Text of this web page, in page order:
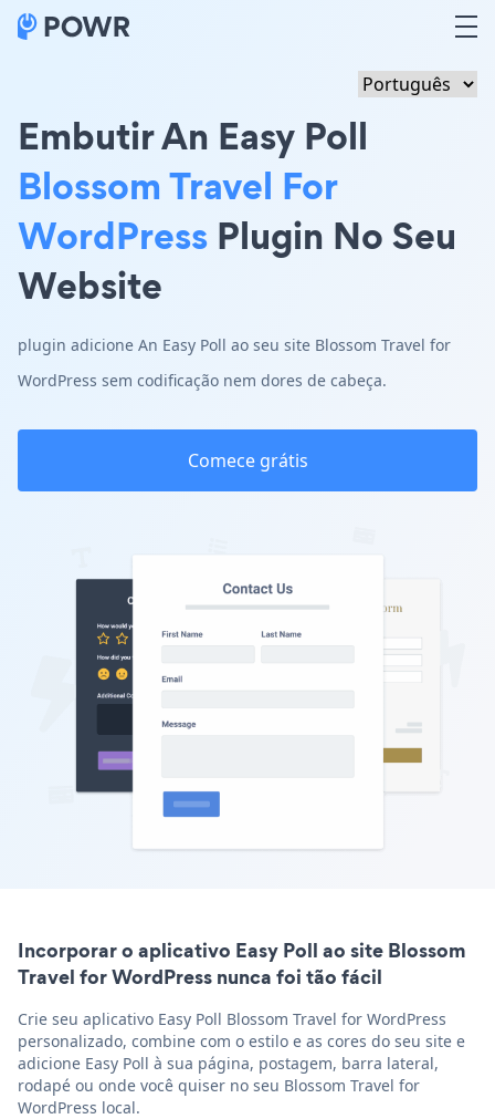
Embutir An Easy Poll
Blossom Travel For
WordPress Plugin No Seu
Website
plugin adicione An Easy Poll ao seu site Blossom Travel for
WordPress sem codificação nem dores de cabeça.
Comece grátis
Incorporar o aplicativo Easy Poll ao site Blossom
Travel for WordPress nunca foi tão fácil
Crie seu aplicativo Easy Poll Blossom Travel for WordPress
personalizado, combine com o estilo e as cores do seu site e
adicione Easy Poll à sua página, postagem, barra lateral,
rodapé ou onde você quiser no seu Blossom Travel for
WordPress local.